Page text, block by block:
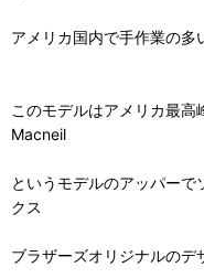
アメリカ国内で手作業の多
このモデルはアメリカ最
Macneil
というモデルのアッパーで
クス
ブラザーズオリジナルのデ